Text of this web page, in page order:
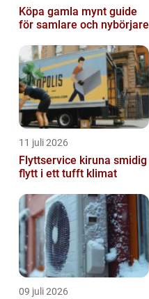
Köpa gamla mynt guide
för samlare och nybörjare
11 juli 2026
Flyttservice kiruna smidig
flytt i ett tufft klimat
09 juli 2026